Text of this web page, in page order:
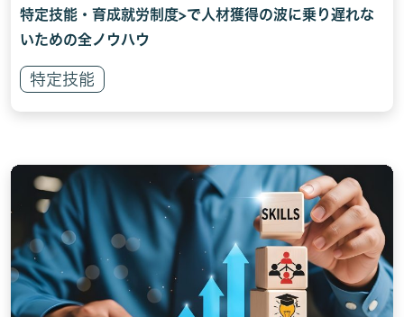
特定技能・育成就労制度>で人材獲得の波に乗り遅れな
いための全ノウハウ
特定技能